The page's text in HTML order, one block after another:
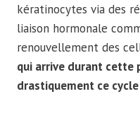
kératinocytes via des
liaison hormonale
renouvellement des
qui arrive durant cette
drastiquement ce